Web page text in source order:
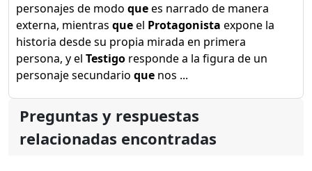
personajes de modo quees narrado de manera
externa, mientras queel Protagonista expone la
historia desde su propia mirada en primera
persona, y el Testigo responde a la figura de un
personaje secundario que nos ...
Preguntas y respuestas
relacionadas encontradas